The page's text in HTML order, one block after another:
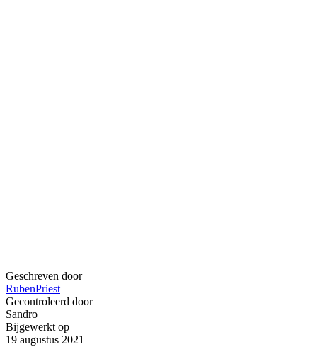
Geschreven door
RubenPriest
Gecontroleerd door
Sandro
Bijgewerkt op
19 augustus 2021